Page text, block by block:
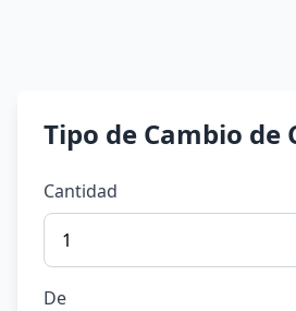
Tipo de Cambio de
Cantidad
De